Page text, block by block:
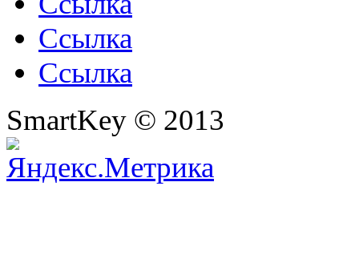
Ссылка
Ссылка
SmartKey © 2013